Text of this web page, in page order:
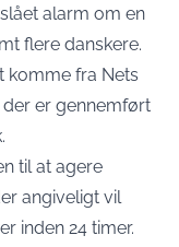
alarm om en
flere danskere.
komme fra Nets
er gennemført
til at agere
angiveligt vil
inden 24 timer.